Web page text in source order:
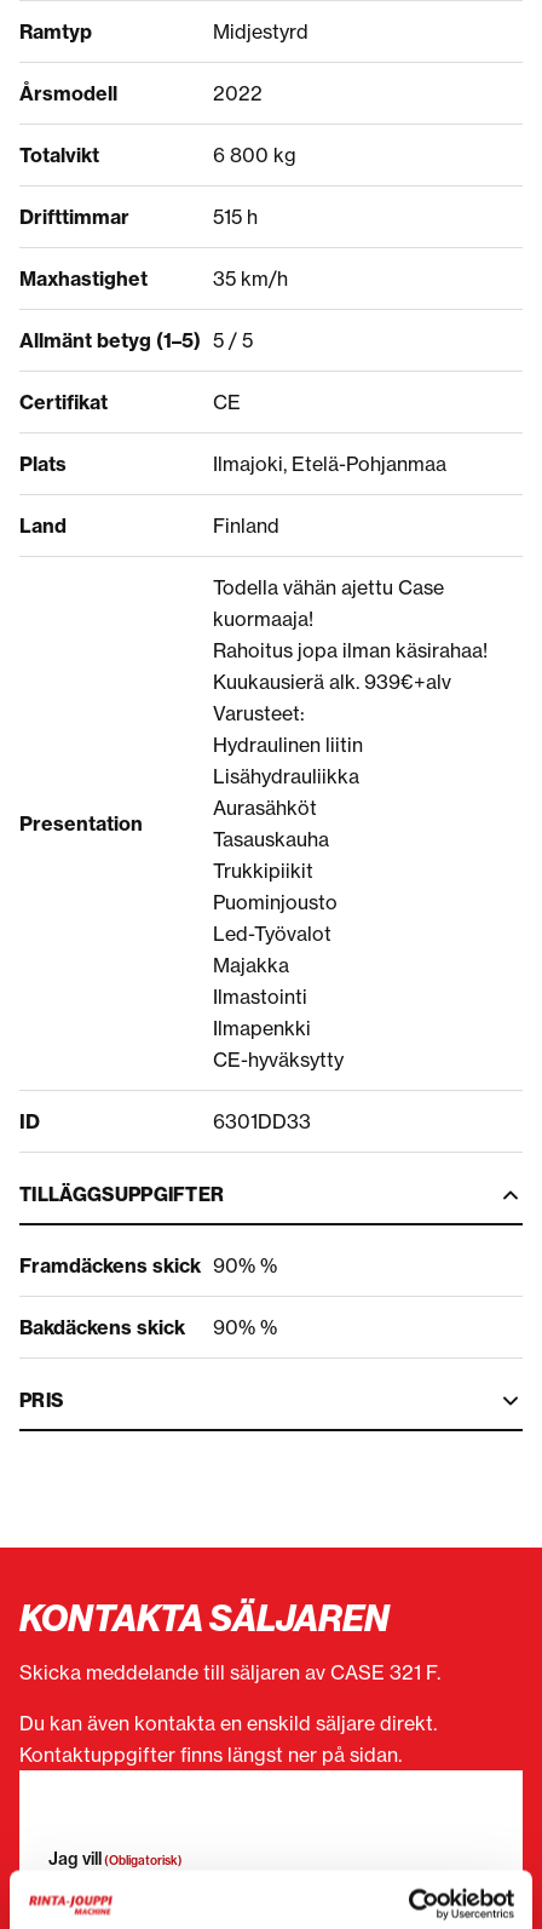
Ramtyp Midjestyrd
Årsmodell 2022
Totalvikt 6 800 kg
Drifttimmar 515 h
Maxhastighet 35 km/h
Allmänt betyg (1–5) 5 / 5
Certifikat CE
Plats Ilmajoki, Etelä-Pohjanmaa
Land Finland
Presentation
Todella vähän ajettu Case
kuormaaja!
Rahoitus jopa ilman käsirahaa!
Kuukausierä alk. 939€+alv
Varusteet:
Hydraulinen liitin
Lisähydrauliikka
Aurasähköt
Tasauskauha
Trukkipiikit
Puominjousto
Led-Työvalot
Majakka
Ilmastointi
Ilmapenkki
CE-hyväksytty
ID 6301DD33
TILLÄGGSUPPGIFTER
Framdäckens skick 90% %
Bakdäckens skick 90% %
PRIS
KONTAKTA SÄLJAREN
Skicka meddelande till säljaren av CASE 321 F.
Du kan även kontakta en enskild säljare direkt.
Kontaktuppgifter finns längst ner på sidan.
Jag vill(Obligatorisk)
Köpa
Hyra